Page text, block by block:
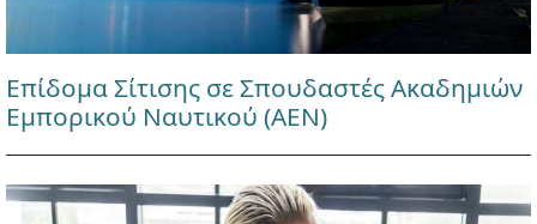
Επίδομα Σίτισης σε Σπουδαστές Ακαδημιών
Εμπορικού Ναυτικού (ΑΕΝ)